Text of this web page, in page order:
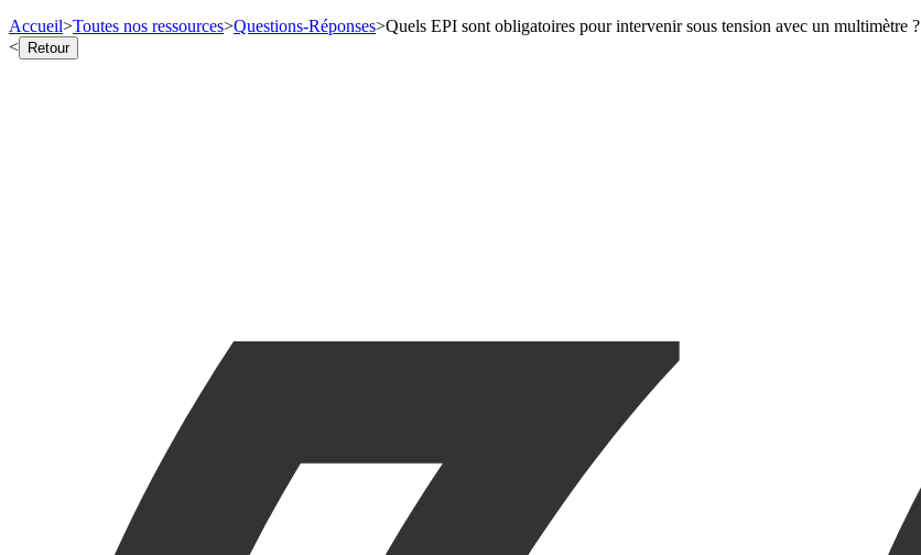
Accueil>Toutes nos ressources>Questions-Réponses>Quels EPI sont obligatoires pour intervenir sous tension avec un multimètre ?
< Retour